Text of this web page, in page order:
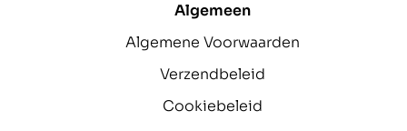
Algemeen
Algemene Voorwaarden
Verzendbeleid
Cookiebeleid